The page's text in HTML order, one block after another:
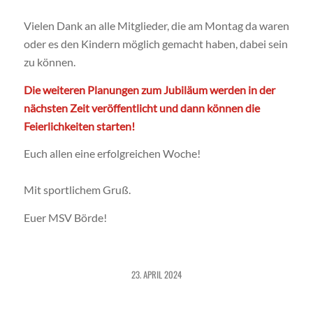
Vielen Dank an alle Mitglieder, die am Montag da waren
oder es den Kindern möglich gemacht haben, dabei sein
zu können.
Die weiteren Planungen zum Jubiläum werden in der
nächsten Zeit veröffentlicht und dann können die
Feierlichkeiten starten!
Euch allen eine erfolgreichen Woche!
Mit sportlichem Gruß.
Euer MSV Börde!
23. APRIL 2024